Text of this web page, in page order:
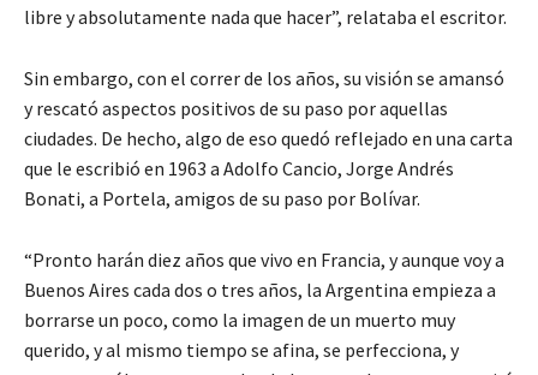
libre y absolutamente nada que hacer”, relataba el escritor.
Sin embargo, con el correr de los años, su visión se amansó
y rescató aspectos positivos de su paso por aquellas
ciudades. De hecho, algo de eso quedó reflejado en una carta
que le escribió en 1963 a Adolfo Cancio, Jorge Andrés
Bonati, a Portela, amigos de su paso por Bolívar.
“Pronto harán diez años que vivo en Francia, y aunque voy a
Buenos Aires cada dos o tres años, la Argentina empieza a
borrarse un poco, como la imagen de un muerto muy
querido, y al mismo tiempo se afina, se perfecciona, y